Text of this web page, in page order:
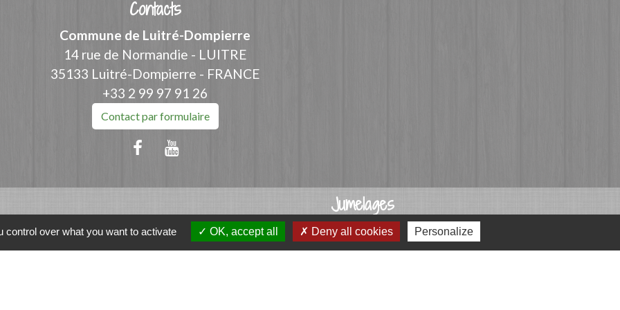
Contacts
Commune de Luitré-Dompierre
14 rue de Normandie - LUITRE
35133 Luitré-Dompierre - FRANCE
+33 2 99 97 91 26
Contact par formulaire
Jumelages
Przygodzice, Pologne
over what you want to activate OK, accept all Deny all cookies Personalize